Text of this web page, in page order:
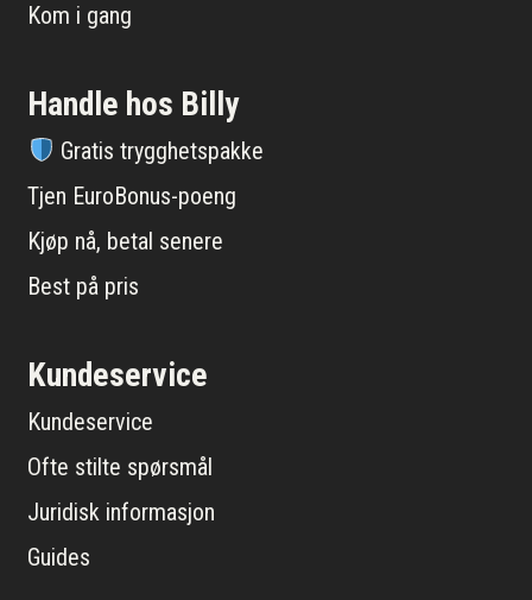
Kom i gang
Handle hos Billy
Gratis trygghetspakke
Tjen EuroBonus-poeng
Kjøp nå, betal senere
Best på pris
Kundeservice
Kundeservice
Ofte stilte spørsmål
Juridisk informasjon
Guides